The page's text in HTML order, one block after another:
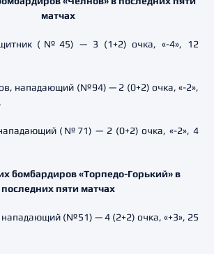
матчах
(№45) — 3 (1+2) очка, «-4», 12
нападающий (№94) — 2 (0+2) очка, «-2»,
(№71) — 2 (0+2) очка, «-2», 4
бомбардиров «Торпедо-Горький» в
последних пяти матчах
(№51) — 4 (2+2) очка, «+3», 25